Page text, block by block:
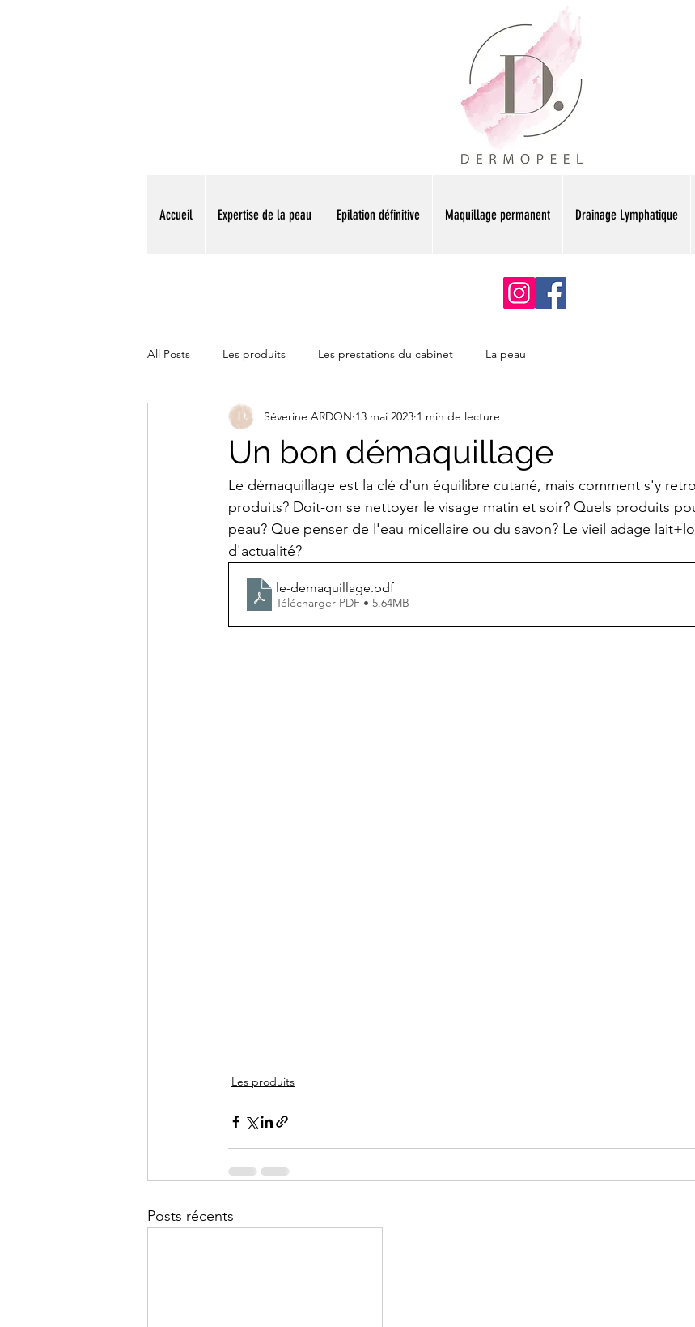
Accueil Expertise de la peau Epilation définitive Maquillage permanent Drainage Lymphatique
All Posts Les produits Les prestations du cabinet La peau
Un bon démaquillage
Séverine ARDON 13 mai 2023 1 min de lecture
Le démaquillage est la clé d'un équilibre cutané, mais comment s'y
produits? Doit-on se nettoyer le visage matin et soir? Quels produits
peau? Que penser de l'eau micellaire ou du savon? Le vieil adage
d'actualité?
le-demaquillage.pdf
Télécharger PDF • 5.64MB
Les produits
Posts récents